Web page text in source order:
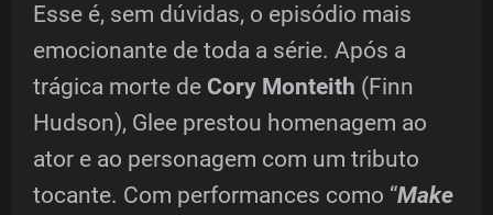
Esse é, sem dúvidas, o episódio mais
emocionante de toda a série. Após a
trágica morte de Cory Monteith (Finn
Hudson), Glee prestou homenagem ao
ator e ao personagem com um tributo
tocante. Com performances como “Make